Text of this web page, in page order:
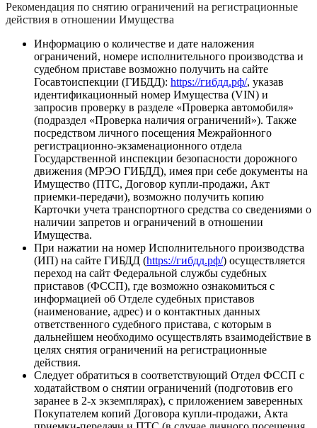
Рекомендация по снятию ограничений на регистрационные
действия в отношении Имущества
Информацию о количестве и дате наложения
ограничений, номере исполнительного производства и
судебном приставе возможно получить на сайте
Госавтоиспекции (ГИБДД): https://гибдд.рф/, указав
идентификационный номер Имущества (VIN) и
запросив проверку в разделе «Проверка автомобиля»
(подраздел «Проверка наличия ограничений»). Также
посредством личного посещения Межрайонного
регистрационно-экзаменационного отдела
Государственной инспекции безопасности дорожного
движения (МРЭО ГИБДД), имея при себе документы на
Имущество (ПТС, Договор купли-продажи, Акт
приемки-передачи), возможно получить копию
Карточки учета транспортного средства со сведениями о
наличии запретов и ограничений в отношении
Имущества.
При нажатии на номер Исполнительного производства
(ИП) на сайте ГИБДД (https://гибдд.рф/) осуществляется
переход на сайт Федеральной службы судебных
приставов (ФССП), где возможно ознакомиться с
информацией об Отделе судебных приставов
(наименование, адрес) и о контактных данных
ответственного судебного пристава, с которым в
дальнейшем необходимо осуществлять взаимодействие в
целях снятия ограничений на регистрационные
действия.
Следует обратиться в соответствующий Отдел ФССП с
ходатайством о снятии ограничений (подготовив его
заранее в 2-х экземплярах), с приложением заверенных
Покупателем копий Договора купли-продажи, Акта